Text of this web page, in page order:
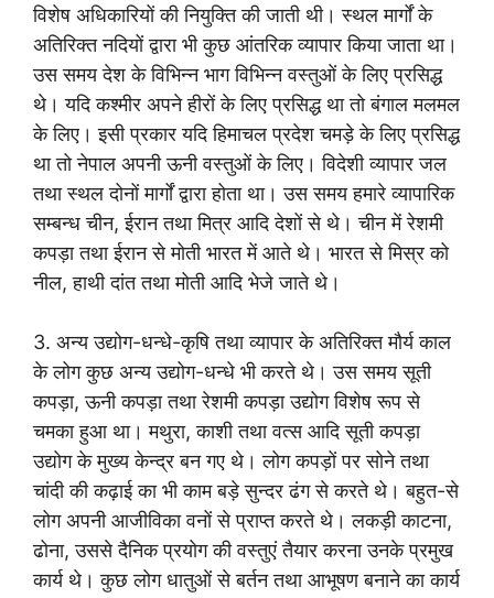
विशेष अधिकारियों की नियुक्ति की जाती थी। स्थल मार्गों के
अतिरिक्त नदियों द्वारा भी कुछ आंतरिक व्यापार किया जाता था।
उस समय देश के विभिन्न भाग विभिन्न वस्तुओं के लिए प्रसिद्ध
थे। यदि कश्मीर अपने हीरों के लिए प्रसिद्ध था तो बंगाल मलमल
के लिए। इसी प्रकार यदि हिमाचल प्रदेश चमड़े के लिए प्रसिद्ध
था तो नेपाल अपनी ऊनी वस्तुओं के लिए। विदेशी व्यापार जल
तथा स्थल दोनों मार्गों द्वारा होता था। उस समय हमारे व्यापारिक
सम्बन्ध चीन, ईरान तथा मित्र आदि देशों से थे। चीन में रेशमी
कपड़ा तथा ईरान से मोती भारत में आते थे। भारत से मिस्र को
नील, हाथी दांत तथा मोती आदि भेजे जाते थे।
3. अन्य उद्योग-धन्धे-कृषि तथा व्यापार के अतिरिक्त मौर्य काल
के लोग कुछ अन्य उद्योग-धन्धे भी करते थे। उस समय सूती
कपड़ा, ऊनी कपड़ा तथा रेशमी कपड़ा उद्योग विशेष रूप से
चमका हुआ था। मथुरा, काशी तथा वत्स आदि सूती कपड़ा
उद्योग के मुख्य केन्द्र बन गए थे। लोग कपड़ों पर सोने तथा
चांदी की कढ़ाई का भी काम बड़े सुन्दर ढंग से करते थे। बहुत-से
लोग अपनी आजीविका वनों से प्राप्त करते थे। लकड़ी काटना,
ढोना, उससे दैनिक प्रयोग की वस्तुएं तैयार करना उनके प्रमुख
कार्य थे। कुछ लोग धातुओं से बर्तन तथा आभूषण बनाने का कार्य